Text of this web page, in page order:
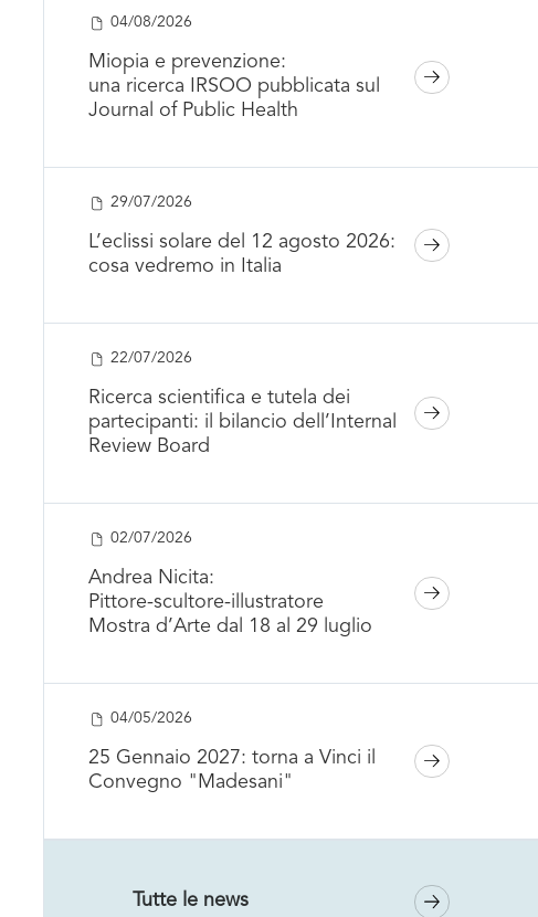
04/08/2026
Miopia e prevenzione:
una ricerca IRSOO pubblicata sul
Journal of Public Health
29/07/2026
L’eclissi solare del 12 agosto 2026:
cosa vedremo in Italia
22/07/2026
Ricerca scientifica e tutela dei
partecipanti: il bilancio dell’Internal
Review Board
02/07/2026
Andrea Nicita:
Pittore-scultore-illustratore
Mostra d’Arte dal 18 al 29 luglio
04/05/2026
25 Gennaio 2027: torna a Vinci il
Convegno "Madesani"
Tutte le news